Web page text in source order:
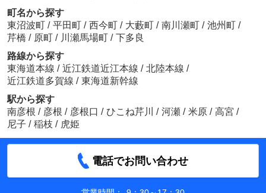
町名から探す
東沼波町 / 平田町 / 西今町 / 大藪町 / 南川瀬町 / 池州町 /
芹橋 / 原町 / 川瀬馬場町 / 下多良
路線から探す
東海道本線 / 近江鉄道近江本線 / 北陸本線 /
近江鉄道多賀線 / 東海道新幹線
駅から探す
南彦根 / 彦根 / 彦根口 / ひこね芹川 / 河瀬 / 米原 / 高宮 /
尼子 / 稲枝 / 虎姫
電話でお問い合わせ